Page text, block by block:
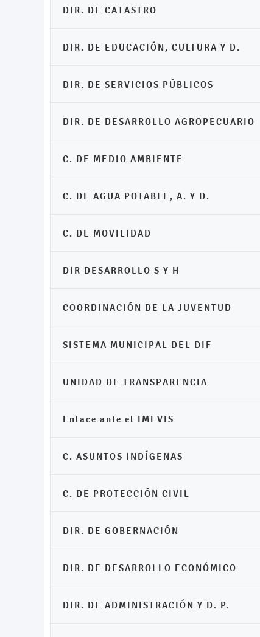
DIR. DE CATASTRO
DIR. DE EDUCACIÓN, CULTURA Y D.
DIR. DE SERVICIOS PÚBLICOS
DIR. DE DESARROLLO AGROPECUARIO
C. DE MEDIO AMBIENTE
C. DE AGUA POTABLE, A. Y D.
C. DE MOVILIDAD
DIR DESARROLLO S Y H
COORDINACIÓN DE LA JUVENTUD
SISTEMA MUNICIPAL DEL DIF
UNIDAD DE TRANSPARENCIA
Enlace ante el IMEVIS
C. ASUNTOS INDÍGENAS
C. DE PROTECCIÓN CIVIL
DIR. DE GOBERNACIÓN
DIR. DE DESARROLLO ECONÓMICO
DIR. DE ADMINISTRACIÓN Y D. P.